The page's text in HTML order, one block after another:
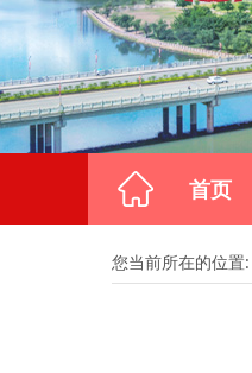
首页
您当前所在的位置: